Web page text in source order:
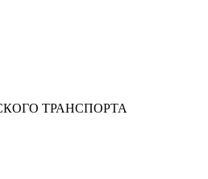
ТРАНСПОРТА